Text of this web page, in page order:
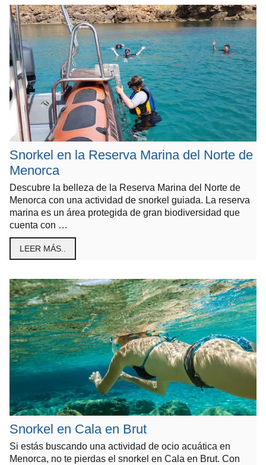
Snorkel en la Reserva Marina del Norte de
Menorca
Descubre la belleza de la Reserva Marina del Norte de
Menorca con una actividad de snorkel guiada. La reserva
marina es un área protegida de gran biodiversidad que
cuenta con …
LEER MÁS..
Snorkel en Cala en Brut
Si estás buscando una actividad de ocio acuática en
Menorca, no te pierdas el snorkel en Cala en Brut. Con